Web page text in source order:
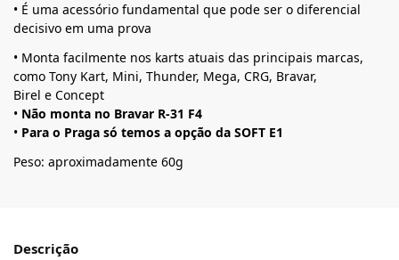
• É uma acessório fundamental que pode ser o diferencial
decisivo em uma prova
• Monta facilmente nos karts atuais das principais marcas,
como Tony Kart, Mini, Thunder, Mega, CRG, Bravar,
Birel e Concept
• Não monta no Bravar R-31 F4
• Para o Praga só temos a opção da SOFT E1
Peso: aproximadamente 60g
Descrição